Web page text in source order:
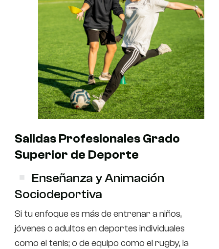
Salidas Profesionales Grado
Superior de Deporte
Enseñanza y Animación
Sociodeportiva
Si tu enfoque es más de entrenar a niños,
jóvenes o adultos en deportes individuales
como el tenis; o de equipo como el rugby, la